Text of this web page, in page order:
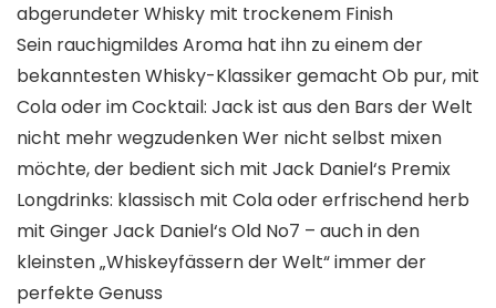
abgerundeter Whisky mit trockenem Finish
Sein rauchigmildes Aroma hat ihn zu einem der
bekanntesten Whisky-Klassiker gemacht Ob pur, mit
Cola oder im Cocktail: Jack ist aus den Bars der Welt
nicht mehr wegzudenken Wer nicht selbst mixen
möchte, der bedient sich mit Jack Daniel‘s Premix
Longdrinks: klassisch mit Cola oder erfrischend herb
mit Ginger Jack Daniel‘s Old No7 – auch in den
kleinsten „Whiskeyfässern der Welt“ immer der
perfekte Genuss